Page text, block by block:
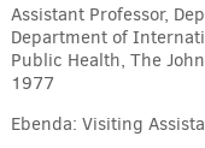
Assistant Professor,
Department of
Public Health, The
1977
Ebenda: Visiting